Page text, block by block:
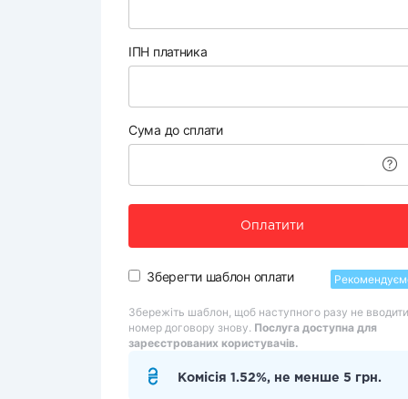
ІПН платника
Сума до сплати
Оплатити
Зберегти шаблон оплати
Збережіть шаблон, щоб наступного разу не вводити
номер договору знову. Послуга доступна для
зареєстрованих користувачів.
Комісія 1.52%, не менше 5 грн.